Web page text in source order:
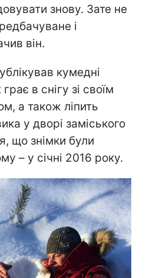
знову. Зате не
і
він.
кумедні
в снігу зі своїм
а також ліпить
у дворі заміського
що знімки були
– у січні 2016 року.